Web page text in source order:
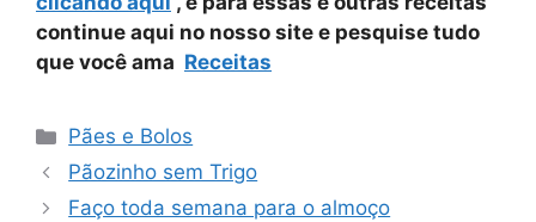
continue aqui no nosso site e pesquise tudo
que você ama Receitas
Categorias
Pães e Bolos
Pãozinho sem Trigo
Faço toda semana para o almoço